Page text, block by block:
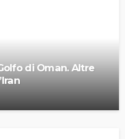
di Oman. Altre